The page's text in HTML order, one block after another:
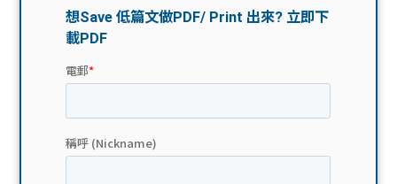
費貸
計數
Exc
Gui